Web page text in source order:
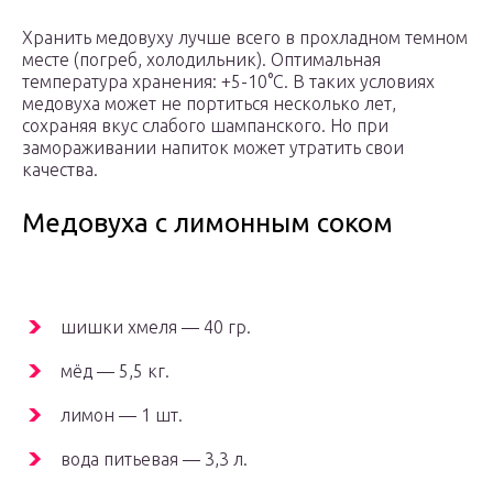
Хранить медовуху лучше всего в прохладном темном
месте (погреб, холодильник). Оптимальная
температура хранения: +5-10°С. В таких условиях
медовуха может не портиться несколько лет,
сохраняя вкус слабого шампанского. Но при
замораживании напиток может утратить свои
качества.
Медовуха с лимонным соком
шишки хмеля — 40 гр.
мёд — 5,5 кг.
лимон — 1 шт.
вода питьевая — 3,3 л.